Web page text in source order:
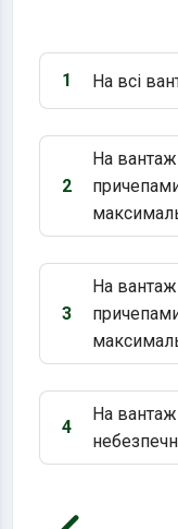
Варіант 1:
1 На всі
Варіант 2:
2
На
Варіант 3:
3
На
Варіант 4:
4
На